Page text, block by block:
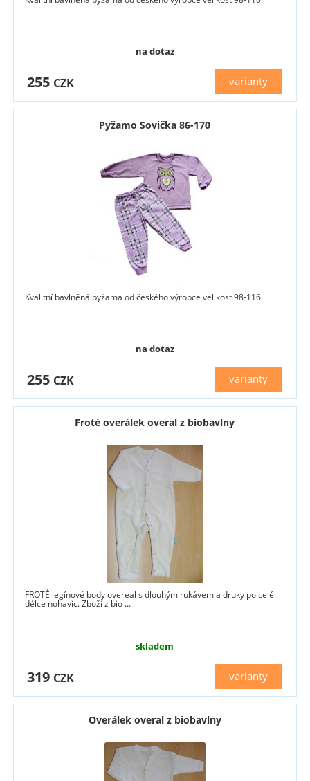
na dotaz
varianty
255 CZK
Pyžamo Sovička 86-170
Kvalitní bavlněná pyžama od českého výrobce velikost 98-116
na dotaz
varianty
255 CZK
Froté overálek overal z biobavlny
FROTÉ legínové body overeal s dlouhým rukávem a druky po celé
délce nohavic. Zboží z bio ...
skladem
varianty
319 CZK
Overálek overal z biobavlny